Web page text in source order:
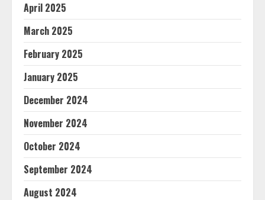
April 2025
March 2025
February 2025
January 2025
December 2024
November 2024
October 2024
September 2024
August 2024